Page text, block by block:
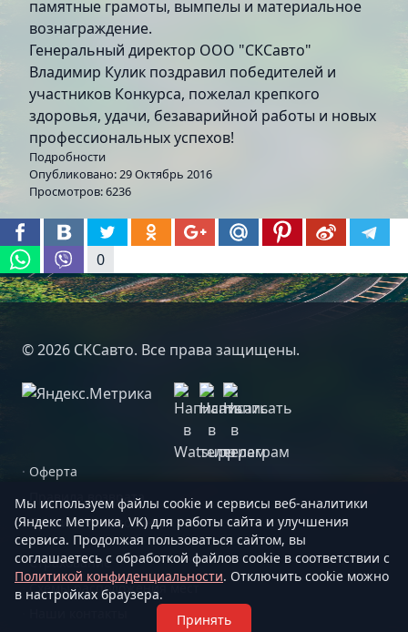
памятные грамоты, вымпелы и материальное
вознаграждение.
Генеральный директор ООО "СКСавто"
Владимир Кулик поздравил победителей и
участников Конкурса, пожелал крепкого
здоровья, удачи, безаварийной работы и новых
профессиональных успехов!
0
Подробности
Опубликовано: 29 Октябрь 2016
Просмотров: 6236
© 2026 СКСавто. Все права защищены.
· Оферта
·Правила возврата
·Правила пользования
·Страхование
·Схемы расположения мест
Мы используем файлы cookie и сервисы веб-аналитики
(Яндекс Метрика, VK) для работы сайта и улучшения
сервиса. Продолжая пользоваться сайтом, вы
соглашаетесь с обработкой файлов cookie в соответствии с
Политикой конфиденциальности. Отключить cookie можно
в настройках браузера.
Принять